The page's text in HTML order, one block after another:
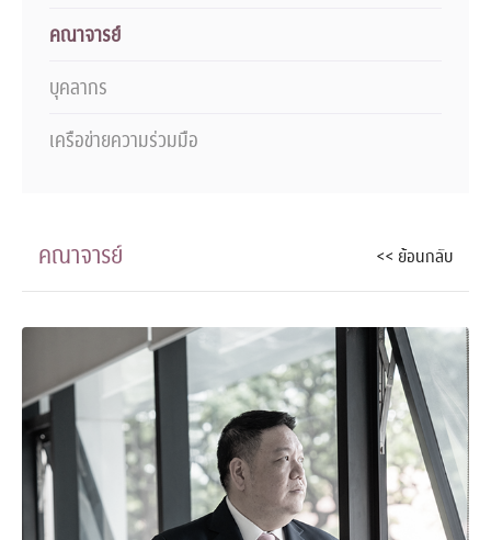
คณาจารย์
บุคลากร
เครือข่ายความร่วมมือ
คณาจารย์ << ย้อนกลับ